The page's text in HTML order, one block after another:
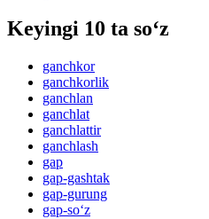
Keyingi 10 ta so‘z
ganchkor
ganchkorlik
ganchlan
ganchlat
ganchlattir
ganchlash
gap
gap-gashtak
gap-gurung
gap-so‘z